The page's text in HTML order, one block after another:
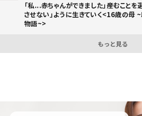
「私...赤ちゃんができました」――産むこと
させない」ように生きていく<16歳の母
物語~>
もっと見る